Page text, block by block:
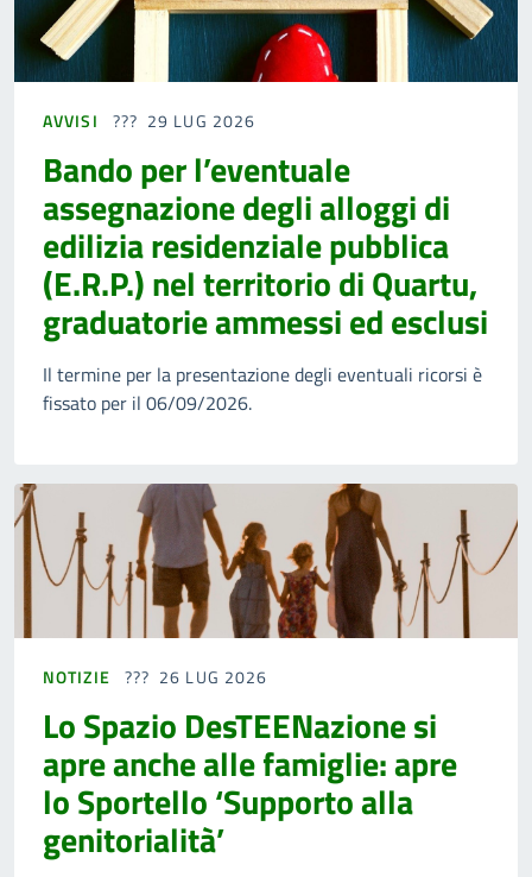
AVVISI 29 LUG 2026
Bando per l’eventuale
assegnazione degli alloggi di
edilizia residenziale pubblica
(E.R.P.) nel territorio di Quartu,
graduatorie ammessi ed esclusi
Il termine per la presentazione degli eventuali ricorsi è
fissato per il 06/09/2026.
NOTIZIE 26 LUG 2026
Lo Spazio DesTEENazione si
apre anche alle famiglie: apre
lo Sportello ‘Supporto alla
genitorialità’